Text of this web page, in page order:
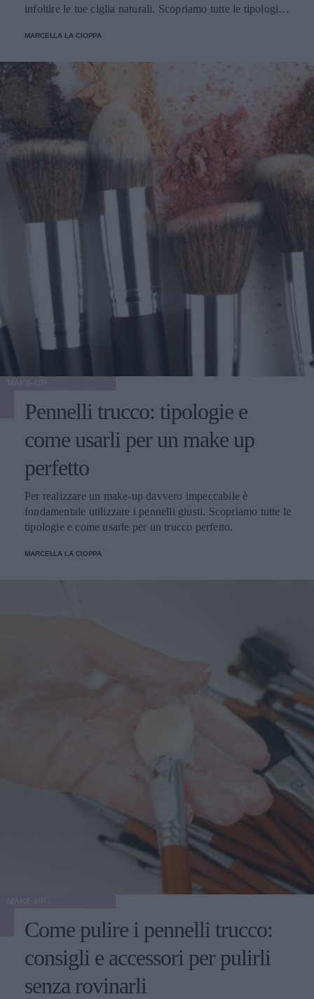
infoltire le tue ciglia naturali. Scopriamo tutte le tipologie,
MARCELLA LA CIOPPA
Pennelli trucco: tipologie e
come usarli per un make up
perfetto
Per realizzare un make-up davvero impeccabile è
fondamentale utilizzare i pennelli giusti. Scopriamo tutte le
tipologie e come usarle per un trucco perfetto.
MARCELLA LA CIOPPA
Come pulire i pennelli trucco:
consigli e accessori per pulirli
senza rovinarli